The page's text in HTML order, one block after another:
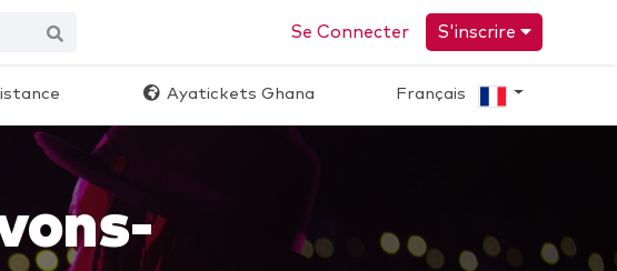
Se Connecter S'inscrire
Ayatickets Ghana Français